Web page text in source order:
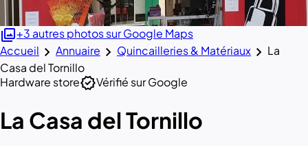
photo_library+3 autres photos sur Google Maps
Accueil chevron_right Annuaire chevron_right Quincailleries & Matériaux chevron_right La
Casa del Tornillo
Hardware storeverifiedVérifié sur Google
La Casa del Tornillo